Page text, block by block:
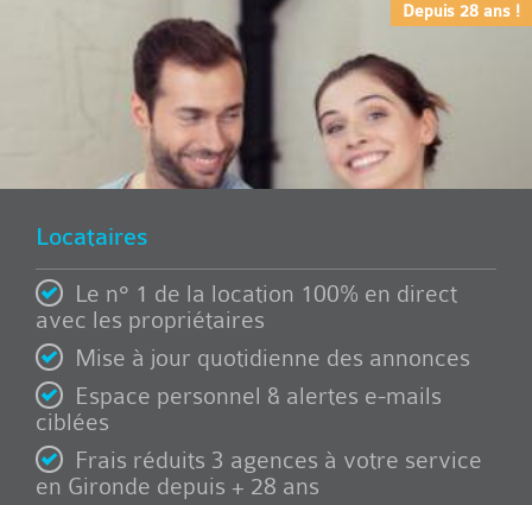
Depuis 28 ans !
Locataires
Le n° 1 de la location 100% en direct
avec les propriétaires
Mise à jour quotidienne des annonces
Espace personnel & alertes e-mails
ciblées
Frais réduits 3 agences à votre service
en Gironde depuis + 28 ans